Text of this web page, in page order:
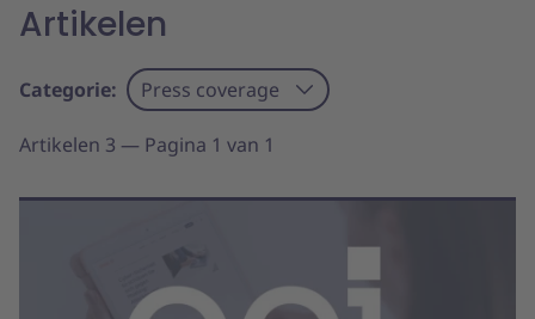
Artikelen
Categorie: Press coverage
Artikelen 3 — Pagina 1 van 1